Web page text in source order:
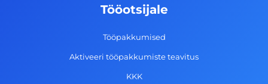
-
r
a
m
i
n
Tööotsijale
Tööpakkumised
Aktiveeri tööpakkumiste teavitus
KKK